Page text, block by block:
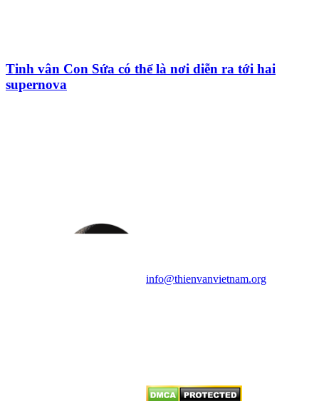
Tinh vân Con Sứa có thể là nơi diễn ra tới hai
supernova
info@thienvanvietnam.org